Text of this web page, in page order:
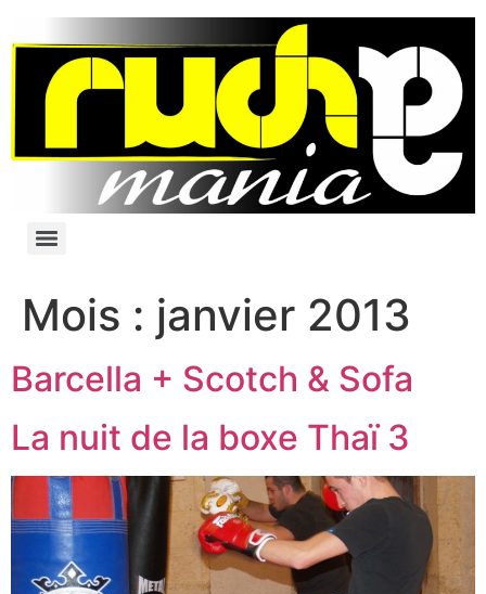
Mois : janvier 2013
Barcella + Scotch & Sofa
La nuit de la boxe Thaï 3